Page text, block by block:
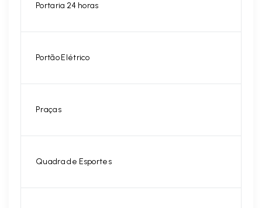
Portaria 24 horas
Portão Elétrico
Praças
Quadra de Esportes